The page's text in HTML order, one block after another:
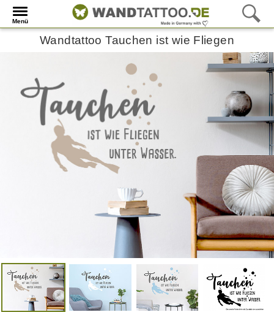
Menü
Wandtattoo Tauchen ist wie Fliegen